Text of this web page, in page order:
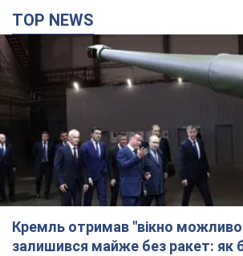
TOP NEWS
Кремль отримав "вікно
залишився майже без ракет: як